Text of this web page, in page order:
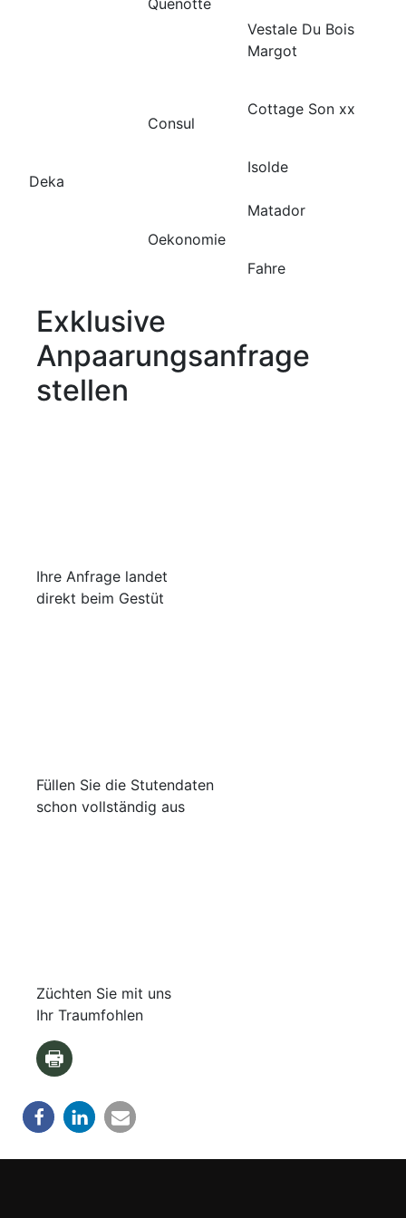
Vestale Du Bois
Margot
Deka
Consul
Cottage Son xx
Isolde
Oekonomie
Matador
Fahre
Exklusive
Anpaarungsanfrage
stellen
Ihre Anfrage landet
direkt beim Gestüt
Füllen Sie die Stutendaten
schon vollständig aus
Züchten Sie mit uns
Ihr Traumfohlen